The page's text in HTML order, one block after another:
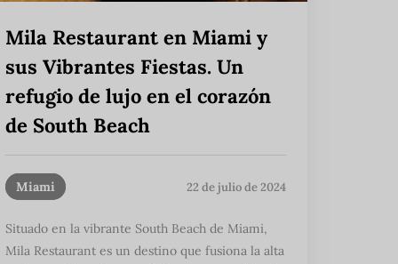
Mila Restaurant en Miami y
sus Vibrantes Fiestas. Un
refugio de lujo en el corazón
de South Beach
Miami 22 de julio de 2024
Situado en la vibrante South Beach de Miami,
Mila Restaurant es un destino que fusiona la alta